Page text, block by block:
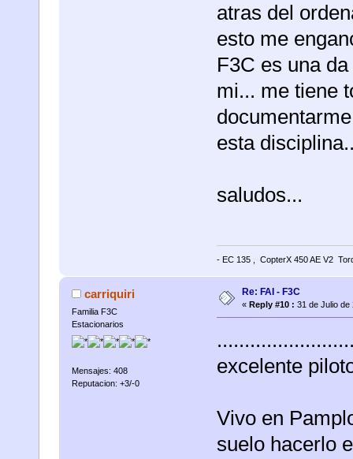
atras del
esto me
F3C es una
mi... me tiene
esta
saludos...
- EC 135 , CopterX 450 AE V2
carriquiri
Familia F3C
Estacionarios
Mensajes: 408
Reputacion: +3/-0
Re: FAI - F3C
« Reply #10 : 31 de Julio de
excelente
Vivo en
suelo hacerlo